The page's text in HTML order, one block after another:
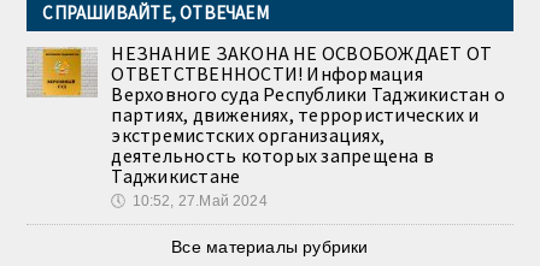
СПРАШИВАЙТЕ, ОТВЕЧАЕМ
НЕЗНАНИЕ ЗАКОНА НЕ ОСВОБОЖДАЕТ ОТ
ОТВЕТСТВЕННОСТИ! Информация
Верховного суда Республики Таджикистан о
партиях, движениях, террористических и
экстремистских организациях,
деятельность которых запрещена в
Таджикистане
🕔 10:52, 27.Май 2024
Все материалы рубрики